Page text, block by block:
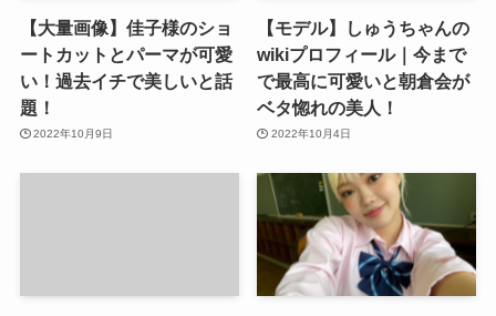
【大量画像】佳子様のショ
ートカットとパーマが可愛
い！過去イチで美しいと話
題！
2022年10月9日
【モデル】しゅうちゃんの
wikiプロフィール｜今まで
で最高に可愛いと朝倉会が
ベタ惚れの美人！
2022年10月4日